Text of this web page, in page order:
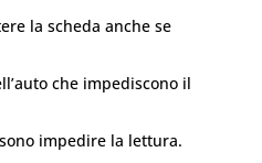
la scheda anche se
che impediscono il
impedire la lettura.